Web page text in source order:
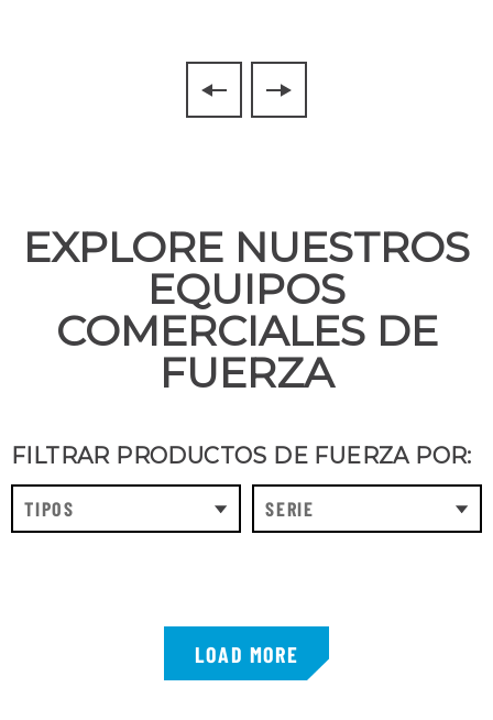
EXPLORE NUESTROS
EQUIPOS
COMERCIALES DE
FUERZA
FILTRAR PRODUCTOS DE FUERZA POR:
TIPOS SERIE
LOAD MORE